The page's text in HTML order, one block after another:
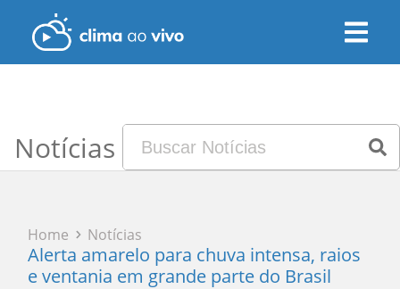
Notícias
Home Notícias
Alerta amarelo para chuva intensa, raios
e ventania em grande parte do Brasil